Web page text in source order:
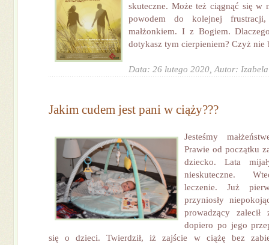
skuteczne. Może też ciągnąć się w
powodem do kolejnej
małżonkiem. I z Bogiem.
dotykasz tym cierpieniem? Czyż nie
Data: 26 lutego 2020,Autor:
Jakim cudem jest pani w ciąży???
Jesteśmy
Prawie od początku
dziecko. Lata
nieskuteczne.
leczenie. Już
przyniosły
prowadzący
dopiero po jego
się o dzieci. Twierdził, iż zajście w ciążę bez